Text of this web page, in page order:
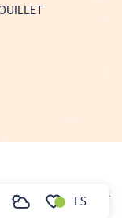
Buscar ES
le développement rural